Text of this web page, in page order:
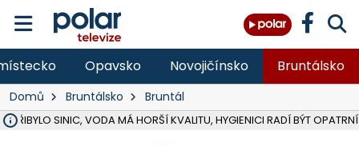
Opavsko Novojičínsko Bruntálsko
Domů Bruntálsko Bruntál
PŘIBYLO SINIC, VODA MÁ HORŠÍ KVALITU, HYGIENICI RADÍ BÝT OPATRNÍ